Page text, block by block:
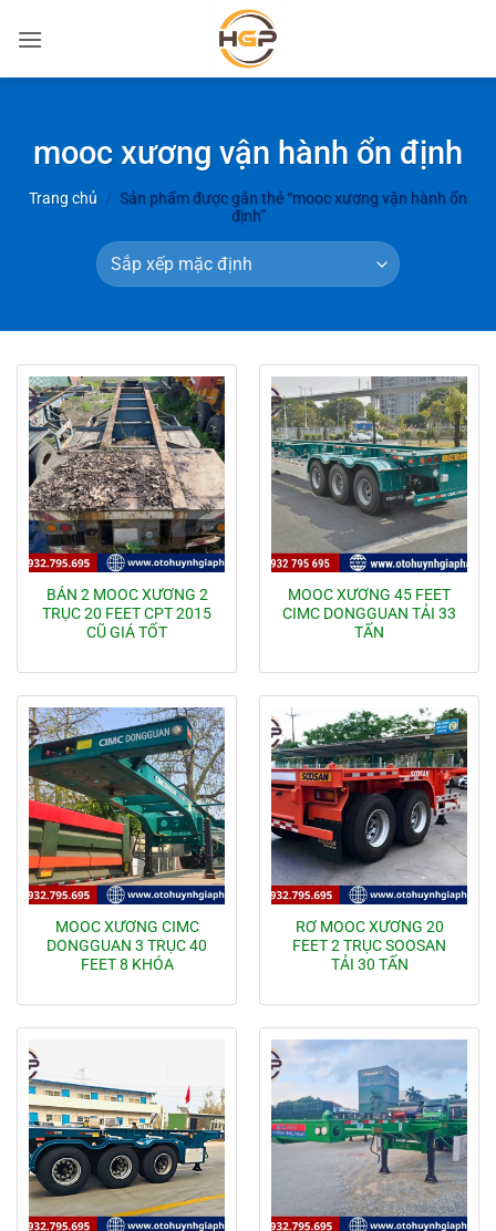
qua
mooc xương vận hành ổn định
Trang chủ / Sản phẩm được gắn thẻ “mooc xương vận hành ổn
định”
BÁN 2 MOOC XƯƠNG 2
TRỤC 20 FEET CPT 2015
CŨ GIÁ TỐT
MOOC XƯƠNG 45 FEET
CIMC DONGGUAN TẢI 33
TẤN
MOOC XƯƠNG CIMC
DONGGUAN 3 TRỤC 40
FEET 8 KHÓA
RƠ MOOC XƯƠNG 20
FEET 2 TRỤC SOOSAN
TẢI 30 TẤN